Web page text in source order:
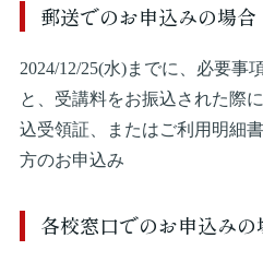
郵送でのお申込みの場合
2024/12/25(水)までに、必要事
と、受講料をお振込された際
込受領証、またはご利用明細
方のお申込み
各校窓口でのお申込みの